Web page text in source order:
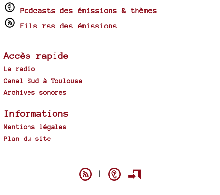
Podcasts des émissions & thèmes
Fils rss des émissions
Accès rapide
La radio
Canal Sud à Toulouse
Archives sonores
Informations
Mentions légales
Plan du site
|